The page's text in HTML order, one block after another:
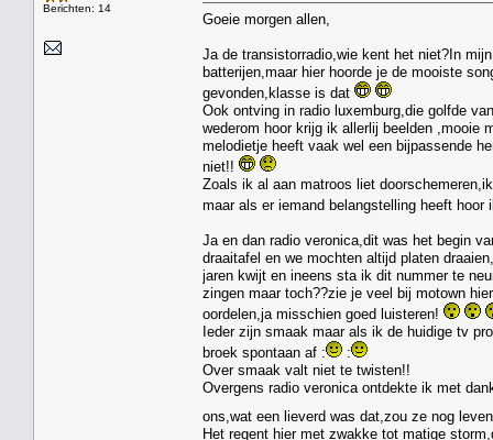
Berichten: 14
Goeie morgen allen,
Ja de transistorradio,wie kent het niet?In
batterijen,maar hier hoorde je de mooiste
gevonden,klasse is dat
Ook ontving in radio luxemburg,die golfde
wederom hoor krijg ik allerlij beelden ,mooie
melodietje heeft vaak wel een bijpassende
niet!!
Zoals ik al aan matroos liet
maar als er iemand belangstelling heeft hoor
Ja en dan radio veronica,dit was het begin
draaitafel en we mochten altijd platen
jaren kwijt en ineens sta ik dit nummer te
zingen maar toch??zie je veel bij motown
oordelen,ja misschien goed luisteren!
Ieder zijn smaak maar als ik de huidige tv
broek spontaan af :
:
Over smaak valt niet te twisten!!
Overgens radio veronica ontdekte ik met
ons,wat een lieverd was dat,zou ze nog
Het regent hier met zwakke tot matige